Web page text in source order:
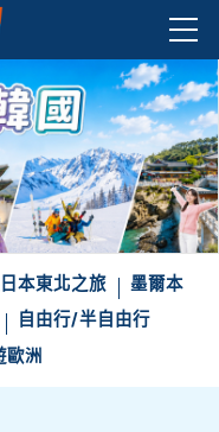
本東北之旅
墨爾本
自由行/半自由行
歐洲